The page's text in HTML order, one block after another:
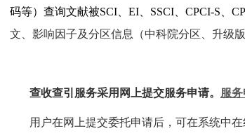
码等）查询文献被SCI EI SSCI CPCI-S
文、影响因子及分区信息（中科院分区、升级版
查收查引服务采用网上提交服务申请。 服
用户在网上提交委托申请后，可在系统中